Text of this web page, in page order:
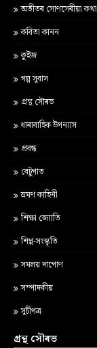
অতীতৰ সোণসেৰীয়া কথা
কবিতা কানন
কুইজ
গল্প সুবাস
গ্ৰন্থ স‍ৌৰভ
ধাৰাবাহিক উপন্যাস
প্ৰবন্ধ
বেটুপাত
ভ্ৰমণ কাহিনী
শ‍িক্ষা জ্য‍োত‍ি
শিপ্প-সংস্কৃতি
সমলয় দাপোণ
সম্পাদকীয়
সূচীপত্ৰ
গ্ৰন্থ সৌৰভ